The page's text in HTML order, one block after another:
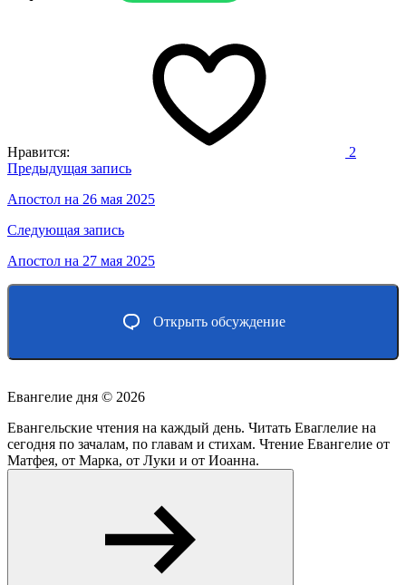
Нравится: 2
Навигация
по
записям
Предыдущая запись
Апостол на 26 мая 2025
Следующая запись
Апостол на 27 мая 2025
Открыть обсуждение
Евангелие дня © 2026
Евангельские чтения на каждый день. Читать Еваглелие на
сегодня по зачалам, по главам и стихам. Чтение Евангелие от
Матфея, от Марка, от Луки и от Иоанна.